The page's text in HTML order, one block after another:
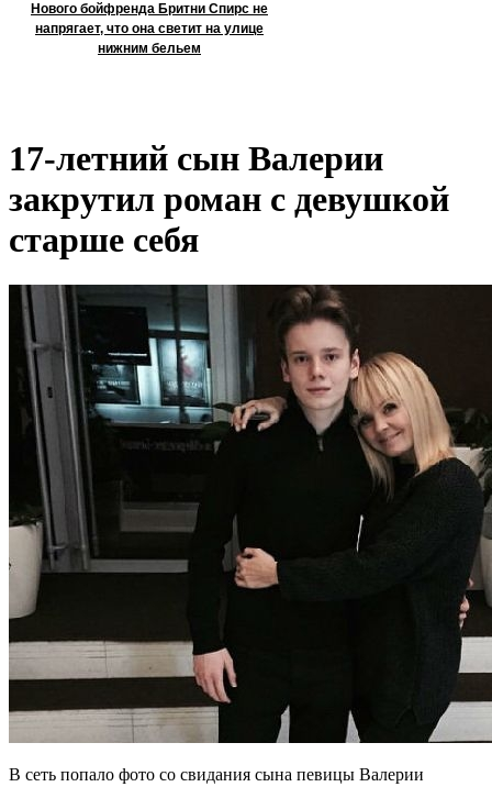
Нового бойфренда Бритни Спирс не
напрягает, что она светит на улице
нижним бельем
17-летний сын Валерии
закрутил роман с девушкой
старше себя
В сеть попало фото со свидания сына певицы Валерии